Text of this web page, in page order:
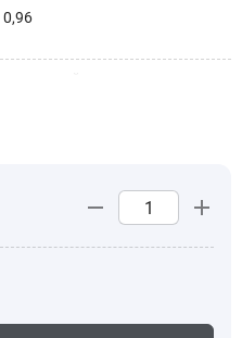
0,96